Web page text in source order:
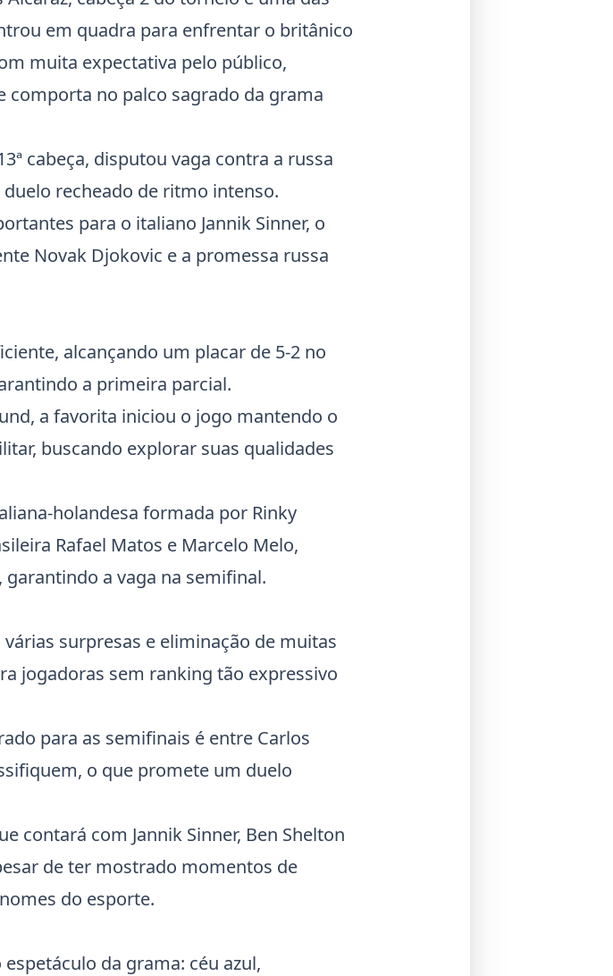
em quadra para enfrentar o britânico
muita expectativa pelo público,
comporta no palco sagrado da grama
cabeça, disputou vaga contra a russa
recheado de ritmo intenso.
para o italiano Jannik Sinner, o
Novak Djokovic e a promessa russa
alcançando um placar de 5-2 no
a primeira parcial.
a favorita iniciou o jogo mantendo o
buscando explorar suas qualidades
holandesa formada por Rinky
Rafael Matos e Marcelo Melo,
a vaga na semifinal.
surpresas e eliminação de muitas
jogadoras sem ranking tão expressivo
para as semifinais é entre Carlos
o que promete um duelo
contará com Jannik Sinner, Ben Shelton
de ter mostrado momentos de
do esporte.
da grama: céu azul,